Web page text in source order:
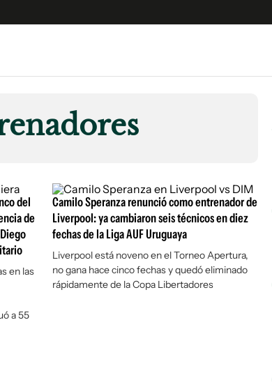
del
de
en las
a 55
Camilo Speranza renunció como entrenador de
Liverpool: ya cambiaron seis técnicos en diez
fechas de la Liga AUF Uruguaya
Liverpool está noveno en el Torneo Apertura,
no gana hace cinco fechas y quedó eliminado
rápidamente de la Copa Libertadores